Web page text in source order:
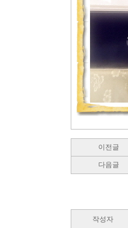
이전글
다음글
작성자